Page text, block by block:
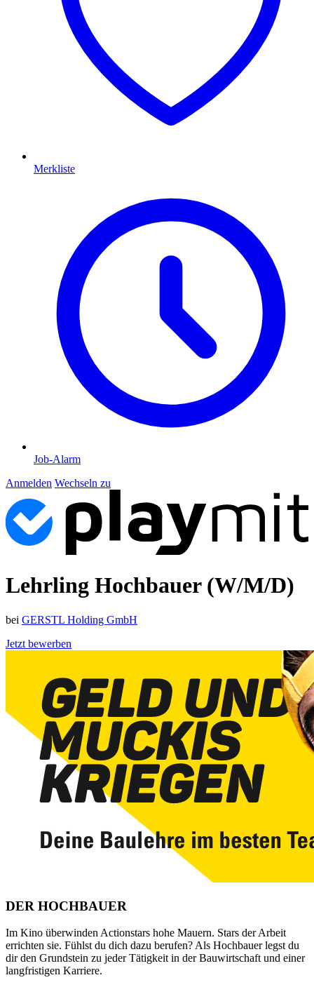
Merkliste
Job-Alarm
Anmelden Wechseln zu
Lehrling Hochbauer (W/M/D)
bei GERSTL Holding GmbH
Jetzt bewerben
DER HOCHBAUER
Im Kino überwinden Actionstars hohe Mauern. Stars der Arbeit
errichten sie. Fühlst du dich dazu berufen? Als Hochbauer legst du
dir den Grundstein zu jeder Tätigkeit in der Bauwirtschaft und einer
langfristigen Karriere.